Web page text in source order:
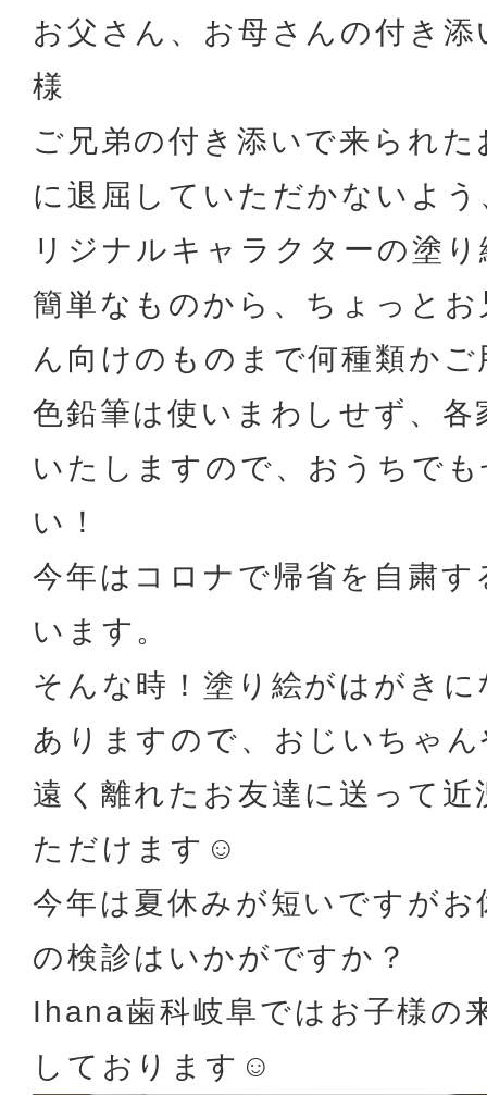
お父さん、お母さんの付き
様
ご兄弟の付き添いで来られた
に退屈していただかないよ
リジナルキャラクターの塗
簡単なものから、ちょっと
ん向けのものまで何種類か
色鉛筆は使いまわしせず、
いたしますので、おうちで
い！
今年はコロナで帰省を自粛
います。
そんな時！塗り絵がはがき
ありますので、おじいちゃ
遠く離れたお友達に送って
ただけます☺
今年は夏休みが短いですが
の検診はいかがですか？
Ihana歯科岐阜ではお子様の
しております☺